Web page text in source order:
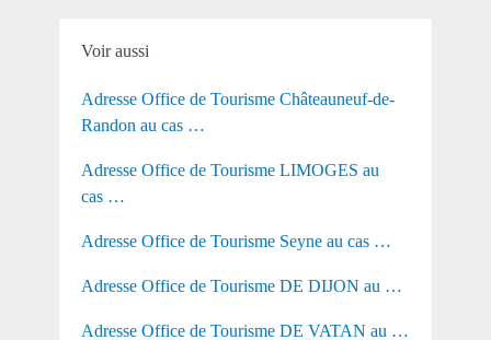
Voir aussi
Adresse Office de Tourisme Châteauneuf-de-
Randon au cas …
Adresse Office de Tourisme LIMOGES au
cas …
Adresse Office de Tourisme Seyne au cas …
Adresse Office de Tourisme DE DIJON au …
Adresse Office de Tourisme DE VATAN au …